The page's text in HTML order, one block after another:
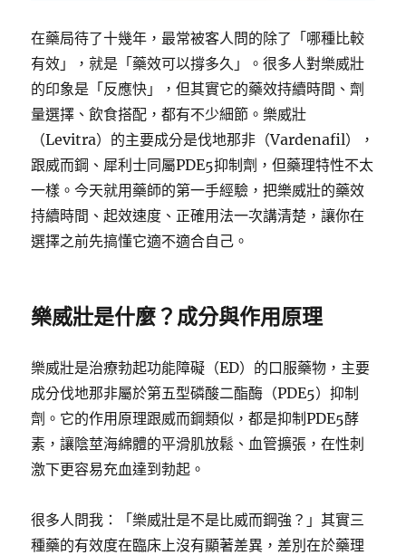
在藥局待了十幾年，最常被客人問的除了「哪種比較
有效」，就是「藥效可以撐多久」。很多人對樂威壯
的印象是「反應快」，但其實它的藥效持續時間、劑
量選擇、飲食搭配，都有不少細節。樂威壯
（Levitra）的主要成分是伐地那非（Vardenafil），
跟威而鋼、犀利士同屬PDE5抑制劑，但藥理特性不太
一樣。今天就用藥師的第一手經驗，把樂威壯的藥效
持續時間、起效速度、正確用法一次講清楚，讓你在
選擇之前先搞懂它適不適合自己。
樂威壯是什麼？成分與作用原理
樂威壯是治療勃起功能障礙（ED）的口服藥物，主要
成分伐地那非屬於第五型磷酸二酯酶（PDE5）抑制
劑。它的作用原理跟威而鋼類似，都是抑制PDE5酵
素，讓陰莖海綿體的平滑肌放鬆、血管擴張，在性刺
激下更容易充血達到勃起。
很多人問我：「樂威壯是不是比威而鋼強？」其實三
種藥的有效度在臨床上沒有顯著差異，差別在於藥理